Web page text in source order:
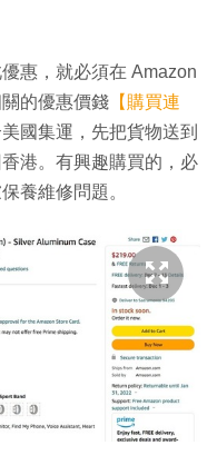
惠，就必須在 Amazon
的優惠價錢 【購買連
國集運，先把貨物送到
港。有興趣購買的，必
養維修問題。